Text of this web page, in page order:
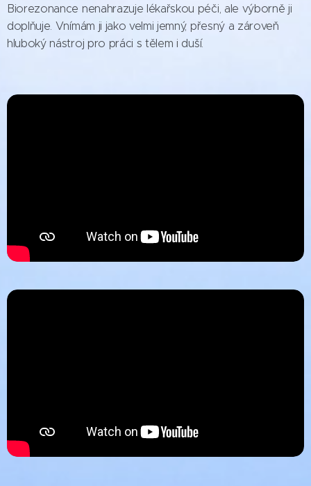
Biorezonance nenahrazuje lékařskou péči, ale výborně ji
doplňuje. Vnímám ji jako velmi jemný, přesný a zároveň
hluboký nástroj pro práci s tělem i duší.